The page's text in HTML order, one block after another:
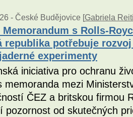
- České Budějovice [Gabriela
Memorandum s Rolls-
republika potřebuje
experimenty
iniciativa pro ochranu
memoranda mezi
ČEZ a britskou firmou
pozornost od skutečných